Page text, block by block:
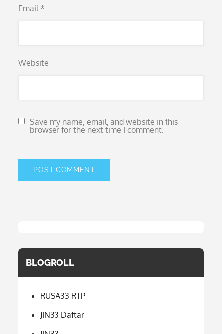
Email *
Website
Save my name, email, and website in this
browser for the next time I comment.
BLOGROLL
RUSA33 RTP
JIN33 Daftar